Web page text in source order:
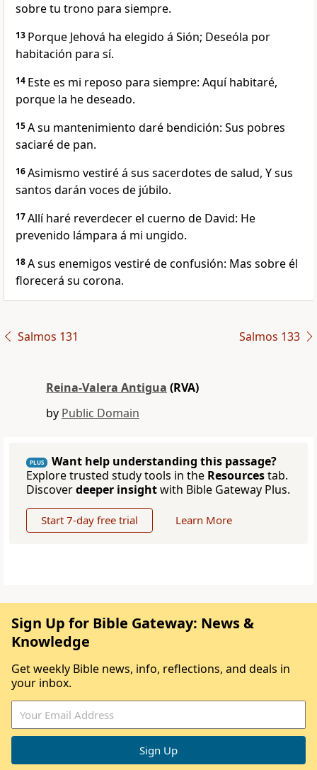
sobre tu trono para siempre.
13 Porque Jehová ha elegido á Sión; Deseóla por
habitación para sí.
14 Este es mi reposo para siempre: Aquí habitaré,
porque la he deseado.
15A su mantenimiento daré bendición: Sus pobres
saciaré de pan.
16Asimismo vestiré á sus sacerdotes de salud, Y sus
santos darán voces de júbilo.
17Allí haré reverdecer el cuerno de David: He
prevenido lámpara á mi ungido.
18A sus enemigos vestiré de confusión: Mas sobre él
florecerá su corona.
Salmos 131 Salmos 133
Reina-Valera Antigua (RVA)
by Public Domain
PLUS
Want help understanding this passage?
Explore trusted study tools in the Resourcestab.
Discoverdeeper insightwith Bible Gateway Plus.
Start 7-day free trial Learn More
Sign Up for Bible Gateway: News &
Knowledge
Get weekly Bible news, info, reflections, and deals in
your inbox.